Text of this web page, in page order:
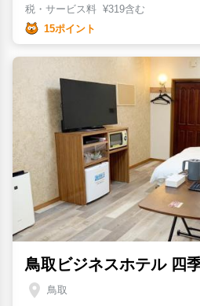
税・サービス料 ¥319含む
15ポイント
鳥取ビジネスホテル 四
鳥取